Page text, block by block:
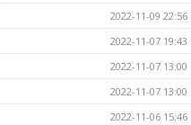
2022-11-09 22:56
2022-11-07 19:43
2022-11-07 13:00
2022-11-07 13:00
2022-11-06 15:46